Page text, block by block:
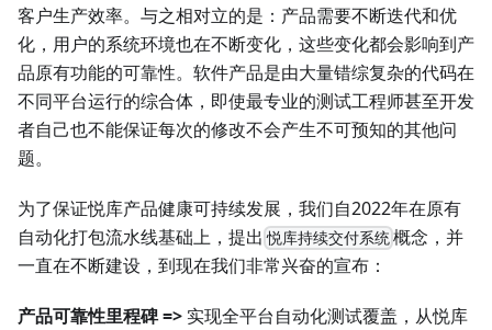
客户生产效率。与之相对立的是：产品需要不断迭代和优
化，用户的系统环境也在不断变化，这些变化都会影响到产
品原有功能的可靠性。软件产品是由大量错综复杂的代码在
不同平台运行的综合体，即使最专业的测试工程师甚至开发
者自己也不能保证每次的修改不会产生不可预知的其他问
题。
为了保证悦库产品健康可持续发展，我们自2022年在原有
自动化打包流水线基础上，提出 悦库持续交付系统 概念，并
一直在不断建设，到现在我们非常兴奋的宣布：
产品可靠性里程碑 => 实现全平台自动化测试覆盖，从悦库